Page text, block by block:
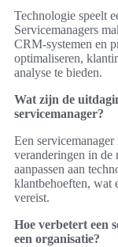
Technologie speelt
Servicemanagers
CRM-systemen en
optimaliseren,
analyse te bieden.
Wat zijn de
servicemanager?
Een
veranderingen in de
aanpassen aan
klantbehoeften, wat
vereist.
Hoe verbetert een
een organisatie?